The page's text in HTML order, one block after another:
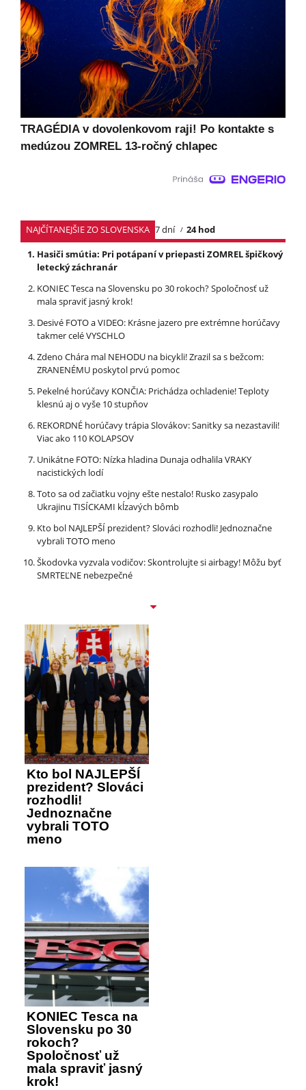
TRAGÉDIA v dovolenkovom raji! Po kontakte s
medúzou ZOMREL 13-ročný chlapec
NAJČÍTANEJŠIE ZO SLOVENSKA 7 dní
24 hod
Hasiči smútia: Pri potápaní v priepasti ZOMREL špičkový
letecký záchranár
KONIEC Tesca na Slovensku po 30 rokoch? Spoločnosť už
mala spraviť jasný krok!
Desivé FOTO a VIDEO: Krásne jazero pre extrémne horúčavy
takmer celé VYSCHLO
Zdeno Chára mal NEHODU na bicykli! Zrazil sa s bežcom:
ZRANENÉMU poskytol prvú pomoc
Pekelné horúčavy KONČIA: Prichádza ochladenie! Teploty
klesnú aj o vyše 10 stupňov
REKORDNÉ horúčavy trápia Slovákov: Sanitky sa nezastavili!
Viac ako 110 KOLAPSOV
Unikátne FOTO: Nízka hladina Dunaja odhalila VRAKY
nacistických lodí
Toto sa od začiatku vojny ešte nestalo! Rusko zasypalo
Ukrajinu TISÍCKAMI kĺzavých bômb
Kto bol NAJLEPŠÍ prezident? Slováci rozhodli! Jednoznačne
vybrali TOTO meno
Škodovka vyzvala vodičov: Skontrolujte si airbagy! Môžu byť
SMRTEĽNE nebezpečné
Kto bol NAJLEPŠÍ
prezident? Slováci
rozhodli!
Jednoznačne
vybrali TOTO
meno
KONIEC Tesca na
Slovensku po 30
rokoch?
Spoločnosť už
mala spraviť jasný
krok!